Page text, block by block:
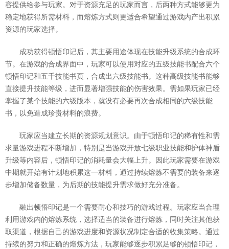
容提供给参与玩家。对于资源充足的玩家而言，后两种方式能够更为
稳定地获得所需材料，而熔炼方式则更适合希望通过游戏内产出积累
资源的玩家选择。
成功获得顿悟印记后，其主要用途体现在技能升级系统的合成环
节。在游戏的合成界面中，玩家可以使用对应的五级技能书配合六个
顿悟印记和五千技能书页，合成出六级技能书。这种高级技能书能够
直接提升技能等级，进而显著增强技能的伤害效果。需如果玩家已经
掌握了某个技能的六级版本，就没有必要再次合成相同的六级技能
书，以免造成珍贵材料的浪费。
玩家应当建立长期的资源规划意识。由于顿悟印记的稀有性和需
求量游戏进程不断增加，特别是当游戏开放七级职业技能和护体神盾
升级等内容后，顿悟印记的消耗量会大幅上升。因此玩家需要在游戏
中期就开始有计划地积累这一材料，通过持续熔炼不需要的装备来逐
步增加储备数量，为后期的技能提升需求做好充分准备。
融出顿悟印记是一个需要耐心和技巧的游戏过程。玩家应当合理
利用游戏内的熔炼系统，选择适当的装备进行熔炼，同时关注其他获
取渠道，根据自己的游戏进度和资源状况制定合适的收集策略。通过
持续的努力和正确的熔炼方法，玩家能够逐步积累足够的顿悟印记，